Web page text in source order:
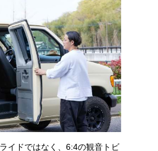
イドではなく、6:4の観音トビ